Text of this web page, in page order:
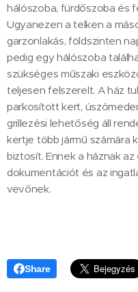
hálószoba, fürdőszoba és
Ugyanezen a telken a
garzonlakás, földszinten
pedig egy hálószoba
szükséges műszaki
teljesen felszerelt. A ház
parkosított kert,
grillezési lehetőség áll
kertje több jármű számára
biztosít. Ennek a háznak
dokumentációt és az
vevőnek.
Share